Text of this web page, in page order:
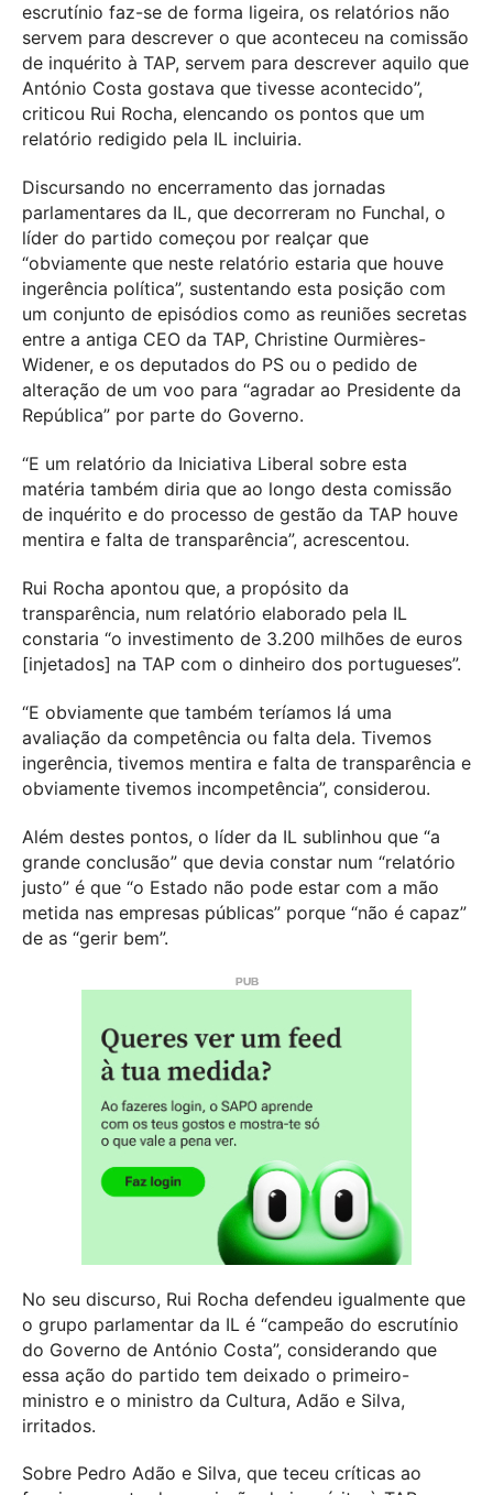
escrutínio faz-se de forma ligeira, os relatórios não
servem para descrever o que aconteceu na comissão
de inquérito à TAP, servem para descrever aquilo que
António Costa gostava que tivesse acontecido”,
criticou Rui Rocha, elencando os pontos que um
relatório redigido pela IL incluiria.
Discursando no encerramento das jornadas
parlamentares da IL, que decorreram no Funchal, o
líder do partido começou por realçar que
“obviamente que neste relatório estaria que houve
ingerência política”, sustentando esta posição com
um conjunto de episódios como as reuniões secretas
entre a antiga CEO da TAP, Christine Ourmières-
Widener, e os deputados do PS ou o pedido de
alteração de um voo para “agradar ao Presidente da
República” por parte do Governo.
“E um relatório da Iniciativa Liberal sobre esta
matéria também diria que ao longo desta comissão
de inquérito e do processo de gestão da TAP houve
mentira e falta de transparência”, acrescentou.
Rui Rocha apontou que, a propósito da
transparência, num relatório elaborado pela IL
constaria “o investimento de 3.200 milhões de euros
[injetados] na TAP com o dinheiro dos portugueses”.
“E obviamente que também teríamos lá uma
avaliação da competência ou falta dela. Tivemos
ingerência, tivemos mentira e falta de transparência e
obviamente tivemos incompetência”, considerou.
Além destes pontos, o líder da IL sublinhou que “a
grande conclusão” que devia constar num “relatório
justo” é que “o Estado não pode estar com a mão
metida nas empresas públicas” porque “não é capaz”
de as “gerir bem”.
No seu discurso, Rui Rocha defendeu igualmente que
o grupo parlamentar da IL é “campeão do escrutínio
do Governo de António Costa”, considerando que
essa ação do partido tem deixado o primeiro-
ministro e o ministro da Cultura, Adão e Silva,
irritados.
Sobre Pedro Adão e Silva, que teceu críticas ao